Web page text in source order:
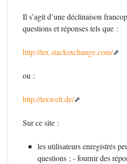
Il s’agit d’une déclinaison
questions et réponses tels que :
http://tex.stackexchange.com/
ou :
http://texwelt.de/
Sur ce site :
les utilisateurs enregistrés
questions ; - fournir des